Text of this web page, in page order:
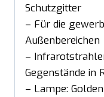
Schutzgitter
– Für die
Außenbereichen
–
Gegenstände in
– Lampe: